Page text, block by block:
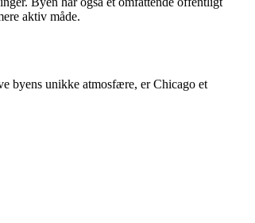
aktiv måde.
byens unikke atmosfære, er Chicago et